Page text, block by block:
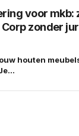
voor mkb:
Corp zonder
houten